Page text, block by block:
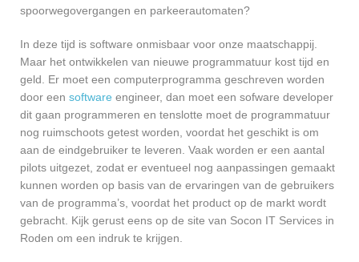
spoorwegovergangen en parkeerautomaten?
In deze tijd is software onmisbaar voor onze maatschappij.
Maar het ontwikkelen van nieuwe programmatuur kost tijd en
geld. Er moet een computerprogramma geschreven worden
door een software engineer, dan moet een sofware developer
dit gaan programmeren en tenslotte moet de programmatuur
nog ruimschoots getest worden, voordat het geschikt is om
aan de eindgebruiker te leveren. Vaak worden er een aantal
pilots uitgezet, zodat er eventueel nog aanpassingen gemaakt
kunnen worden op basis van de ervaringen van de gebruikers
van de programma’s, voordat het product op de markt wordt
gebracht. Kijk gerust eens op de site van Socon IT Services in
Roden om een indruk te krijgen.